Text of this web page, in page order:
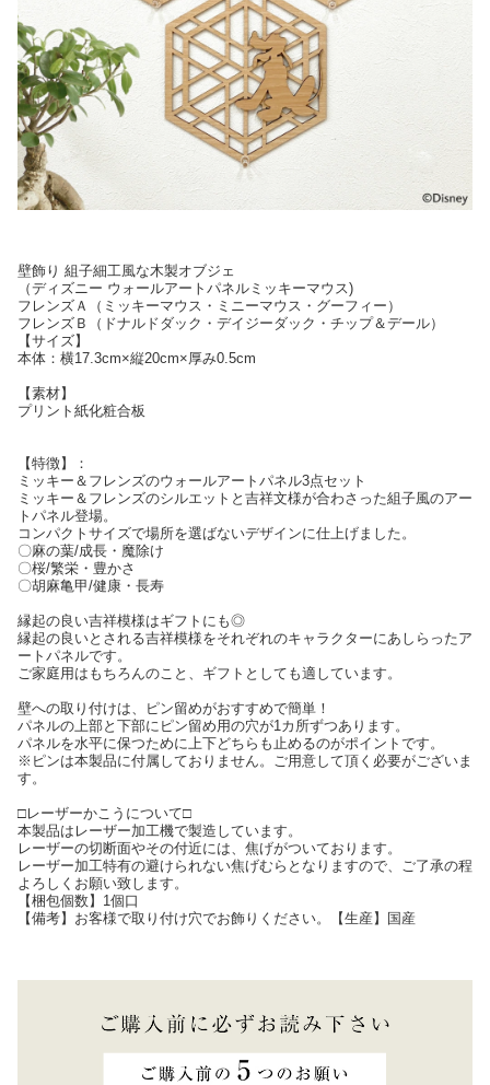
壁飾り 組子細工風な木製オブジェ
（ディズニー ウォールアートパネルミッキーマウス)
フレンズＡ（ミッキーマウス・ミニーマウス・グーフィー）
フレンズＢ（ドナルドダック・デイジーダック・チップ＆デール）
【サイズ】
本体：横17.3cm×縦20cm×厚み0.5cm
【素材】
プリント紙化粧合板
【特徴】：
ミッキー＆フレンズのウォールアートパネル3点セット
ミッキー＆フレンズのシルエットと吉祥文様が合わさった組子風のアー
トパネル登場。
コンパクトサイズで場所を選ばないデザインに仕上げました。
〇麻の葉/成長・魔除け
〇桜/繁栄・豊かさ
〇胡麻亀甲/健康・長寿
縁起の良い吉祥模様はギフトにも◎
縁起の良いとされる吉祥模様をそれぞれのキャラクターにあしらったア
ートパネルです。
ご家庭用はもちろんのこと、ギフトとしても適しています。
壁への取り付けは、ピン留めがおすすめで簡単！
パネルの上部と下部にピン留め用の穴が1カ所ずつあります。
パネルを水平に保つために上下どちらも止めるのがポイントです。
※ピンは本製品に付属しておりません。ご用意して頂く必要がございま
す。
□レーザーかこうについて□
本製品はレーザー加工機で製造しています。
レーザーの切断面やその付近には、焦げがついております。
レーザー加工特有の避けられない焦げむらとなりますので、ご了承の程
よろしくお願い致します。
【梱包個数】1個口
【備考】お客様で取り付け穴でお飾りください。【生産】国産